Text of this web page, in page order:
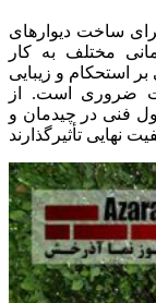
ساخت دیوارهای
مختلف به کار
استحکام و زیبایی
ضروری است. از
فنی در چیدمان و